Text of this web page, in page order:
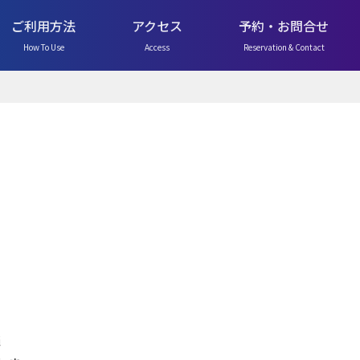
ご利用方法
How To Use
アクセス
Access
予約・お問合せ
Reservation & Contact